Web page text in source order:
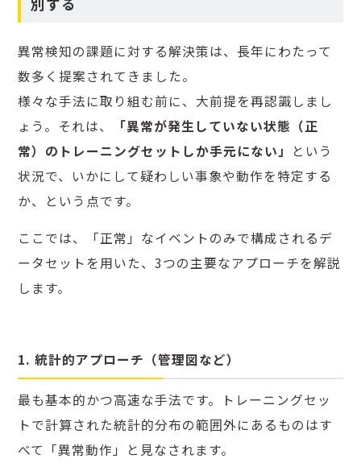
異常検知の課題に対する解決策は、長年にわたって
数多く提案されてきました。
様々な手法に取り組む前に、大前提を再認識しまし
ょう。それは、
「異常が発生していない状態（正
常）のトレーニングセットしか手元にない」
という
状況で、いかにして疑わしい事象や動作を特定する
か、という点です。
ここでは、「正常」なイベントのみで構成されるデ
ータセットを用いた、3つの主要なアプローチを解説
します。
1. 統計的アプローチ（管理図など）
最も基本的かつ高速な手法です。
トレーニングセッ
トで計算された統計的分布の範囲外にあるものはす
べて「異常動作」と見なされます。